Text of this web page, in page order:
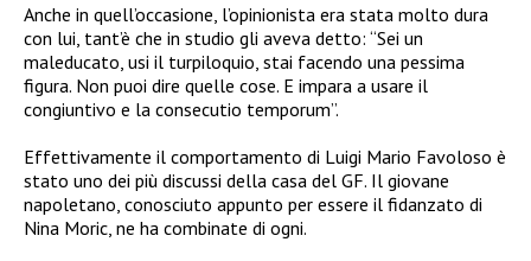
Anche in quell’occasione, l’opinionista era stata molto dura
con lui, tant’è che in studio gli aveva detto: “Sei un
maleducato, usi il turpiloquio, stai facendo una pessima
figura. Non puoi dire quelle cose. E impara a usare il
congiuntivo e la consecutio temporum”.
Effettivamente il comportamento di Luigi Mario Favoloso è
stato uno dei più discussi della casa del GF. Il giovane
napoletano, conosciuto appunto per essere il fidanzato di
Nina Moric, ne ha combinate di ogni.